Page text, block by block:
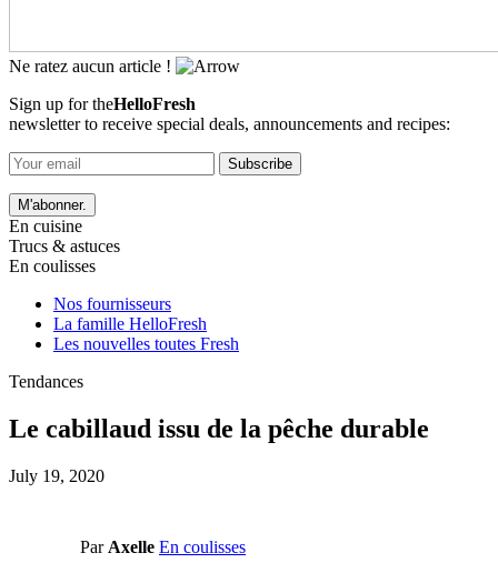
Ne ratez aucun article !
Sign up for theHelloFresh
newsletter to receive special deals, announcements and recipes:
M'abonner.
En cuisine
Trucs & astuces
En coulisses
Nos fournisseurs
La famille HelloFresh
Les nouvelles toutes Fresh
Tendances
Le cabillaud issu de la pêche durable
July 19, 2020
Par Axelle En coulisses